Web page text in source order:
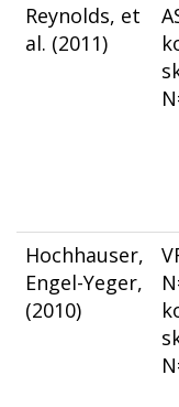
Reynolds, et
al. (2011)
Hochhauser,
Engel-Yeger,
(2010)